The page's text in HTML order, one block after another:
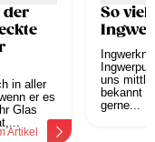
der
in aller
er es
Glas
Artikel
So
Ingwer
uns
bekannt
gerne...